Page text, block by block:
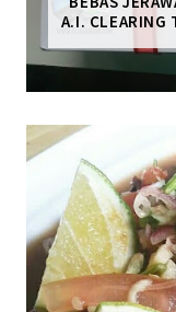
A.I. CLEARING